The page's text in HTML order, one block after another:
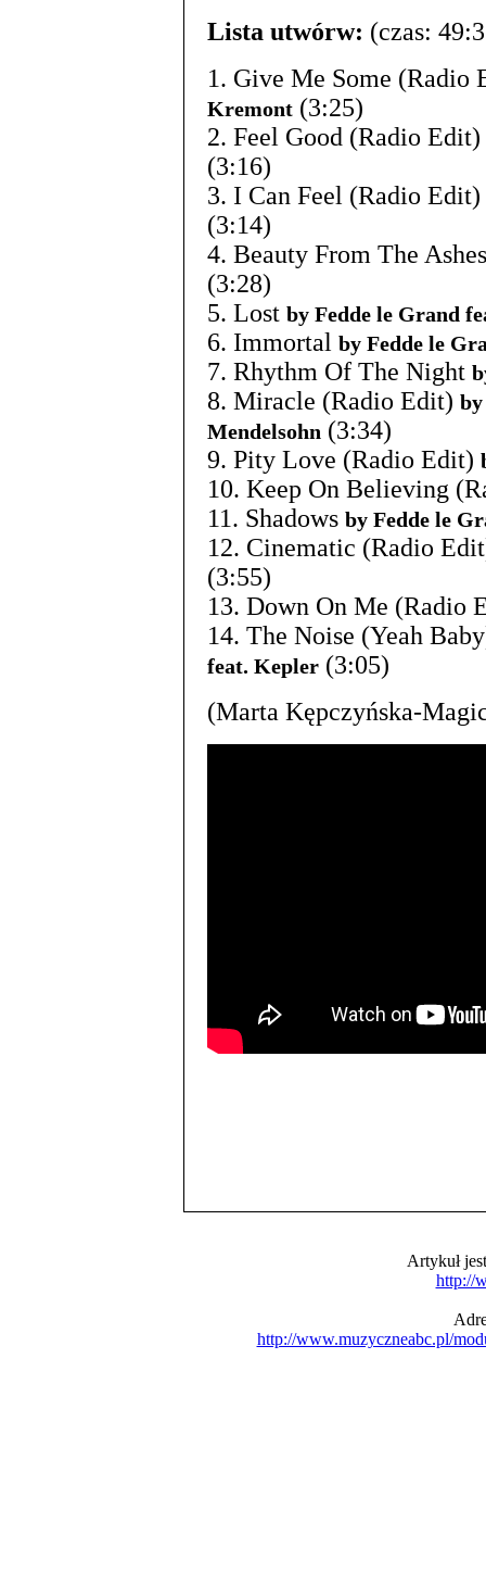
Lista utwórw: (czas:
1. Give Me Some (Radio
Kremont (3:25)
2. Feel Good (Radio Edit)
(3:16)
3. I Can Feel (Radio Edit)
(3:14)
4. Beauty From The
(3:28)
5. Lost by Fedde le Grand
6. Immortal by Fedde le
7. Rhythm Of The Night
8. Miracle (Radio Edit)
Mendelsohn (3:34)
9. Pity Love (Radio Edit)
10. Keep On Believing
11. Shadows by Fedde le
12. Cinematic (Radio
(3:55)
13. Down On Me (Radio
14. The Noise (Yeah
feat. Kepler (3:05)
(Marta Kępczyńska-
Artykuł
http://
http://www.muzyczneabc.pl/